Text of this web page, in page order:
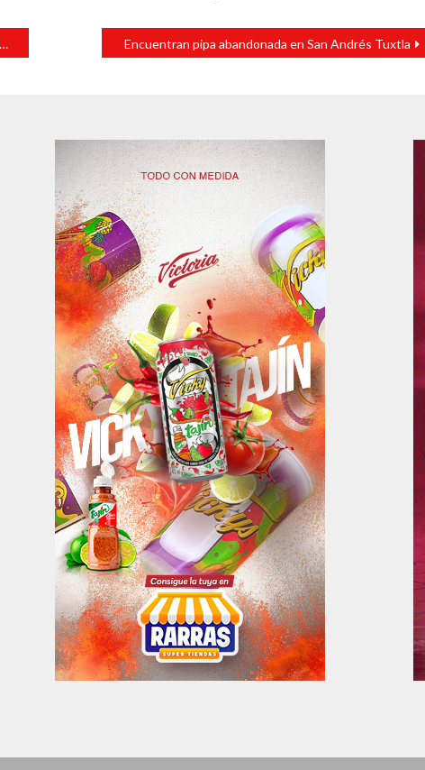
Encuentran pipa abandonada en San Andrés Tuxtla